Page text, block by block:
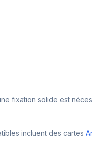
fixation solide est
incluent des cartes